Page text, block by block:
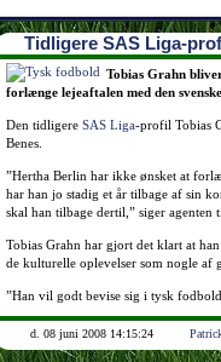
Tidligere SAS Liga-
Tobias Grahn
forlænge lejeaftalen med den
Den tidligereSAS Liga-profil Tobias
Benes.
”Hertha Berlin har ikke ønsket at
har han jo stadig et år tilbage af sin
skal han tilbage dertil,” siger agenten
Tobias Grahn har gjort det klart at
de kulturelle oplevelser som nogle af
”Han vil godt bevise sig i tysk
d. 08 juni 2008 14:15:24